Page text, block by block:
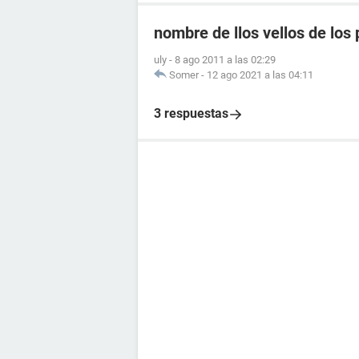
nombre de llos vellos de los
uly - 8 ago 2011 a las 02:29
Somer - 12 ago 2021 a las 04:11
3 respuestas